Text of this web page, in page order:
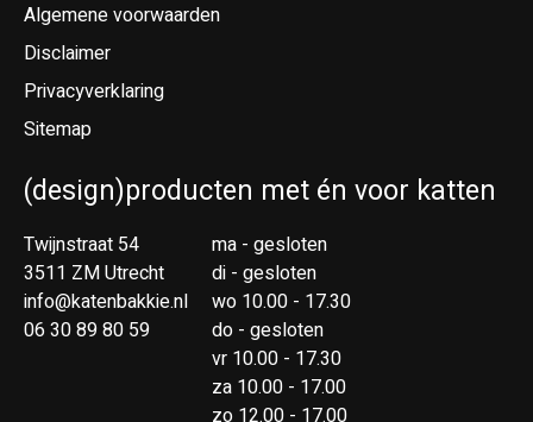
Algemene voorwaarden
Disclaimer
Privacyverklaring
Sitemap
(design)producten met én voor katten
Twijnstraat 54
3511 ZM Utrecht
info@katenbakkie.nl
06 30 89 80 59
ma - gesloten
di - gesloten
wo 10.00 - 17.30
do - gesloten
vr 10.00 - 17.30
za 10.00 - 17.00
zo 12.00 - 17.00